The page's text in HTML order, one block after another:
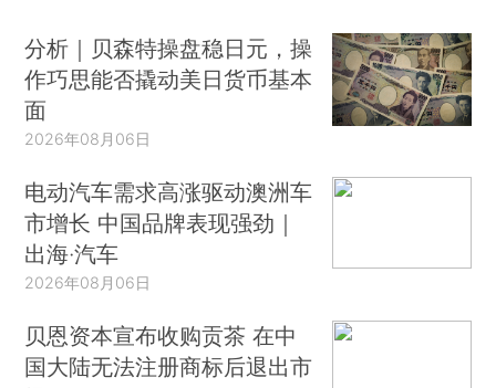
分析｜贝森特操盘稳日元，操
作巧思能否撬动美日货币基本
面
2026年08月06日
电动汽车需求高涨驱动澳洲车
市增长 中国品牌表现强劲｜
出海·汽车
2026年08月06日
贝恩资本宣布收购贡茶 在中
国大陆无法注册商标后退出市